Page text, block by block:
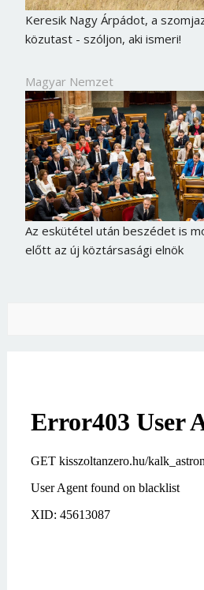
Keresik Nagy Árpádot, a
közutast - szóljon, aki ismeri!
Magyar Nemzet
Az eskütétel után beszédet is
előtt az új köztársasági elnök